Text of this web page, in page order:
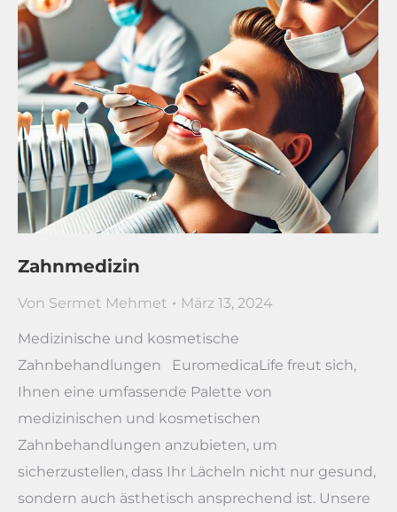
Zahnmedizin
Von Sermet Mehmet März 13, 2024
Medizinische und kosmetische
Zahnbehandlungen EuromedicaLife freut sich,
Ihnen eine umfassende Palette von
medizinischen und kosmetischen
Zahnbehandlungen anzubieten, um
sicherzustellen, dass Ihr Lächeln nicht nur gesund,
sondern auch ästhetisch ansprechend ist. Unsere